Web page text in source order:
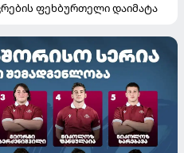
ფეხბურთელი დაიმატა